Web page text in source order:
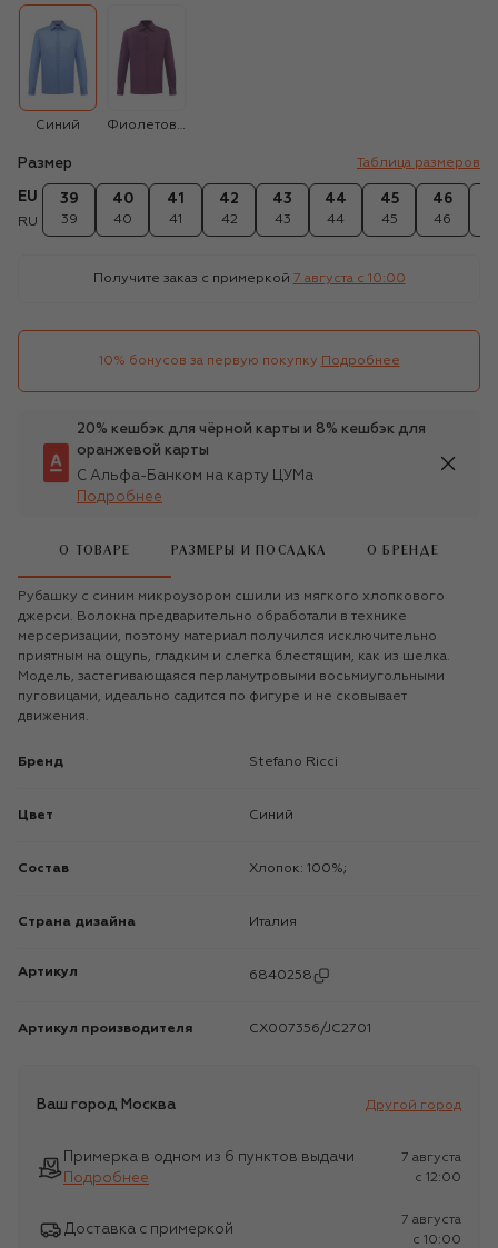
Синий Фиолетовый
Размер Таблица размеров
EU
RU
39
39
40
40
41
41
42
42
43
43
44
44
45
45
46
46
Получите заказ с примеркой 7 августа c 10:00
10% бонусов за первую покупку Подробнее
20% кешбэк для чёрной карты и 8% кешбэк для
оранжевой карты
С Альфа-Банком на карту ЦУМа
Подробнее
О ТОВАРЕ РАЗМЕРЫ И ПОСАДКА О БРЕНДЕ
Рубашку с синим микроузором сшили из мягкого хлопкового
джерси. Волокна предварительно обработали в технике
мерсеризации, поэтому материал получился исключительно
приятным на ощупь, гладким и слегка блестящим, как из шелка.
Модель, застегивающаяся перламутровыми восьмиугольными
пуговицами, идеально садится по фигуре и не сковывает
движения.
Бренд Stefano Ricci
Цвет Синий
Состав Хлопок: 100%;
Страна дизайна Италия
Артикул 6840258
Артикул производителя CX007356/JC2701
Ваш город Москва Другой город
Примерка в одном из 6 пунктов выдачи
Подробнее
7 августа
c 12:00
Доставка с примеркой
7 августа
c 10:00